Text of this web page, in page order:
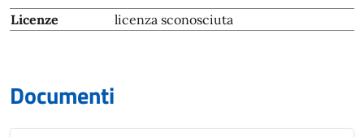
Licenze licenza sconosciuta
Documenti